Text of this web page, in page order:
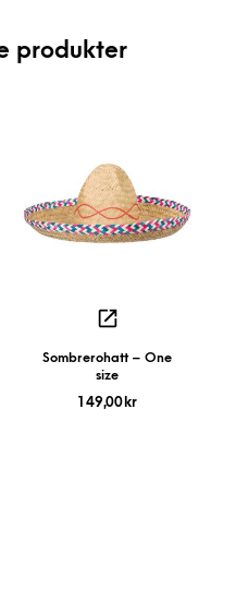
produkter
Sombrerohatt – One
size
149,00 kr